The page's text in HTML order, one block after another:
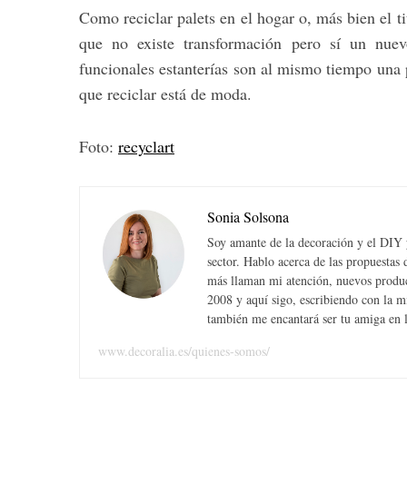
Como reciclar palets en el hogar o, más bien el
que no existe transformación pero sí un
funcionales estanterías son al mismo tiempo
que reciclar está de moda.
Foto: recyclart
Sonia Solsona
Soy amante de la decoración y el DIY
sector. Hablo acerca de las
más llaman mi atención, nuevos
2008 y aquí sigo, escribiendo con la
también me encantará ser tu amiga en
www.decoralia.es/quienes-somos/